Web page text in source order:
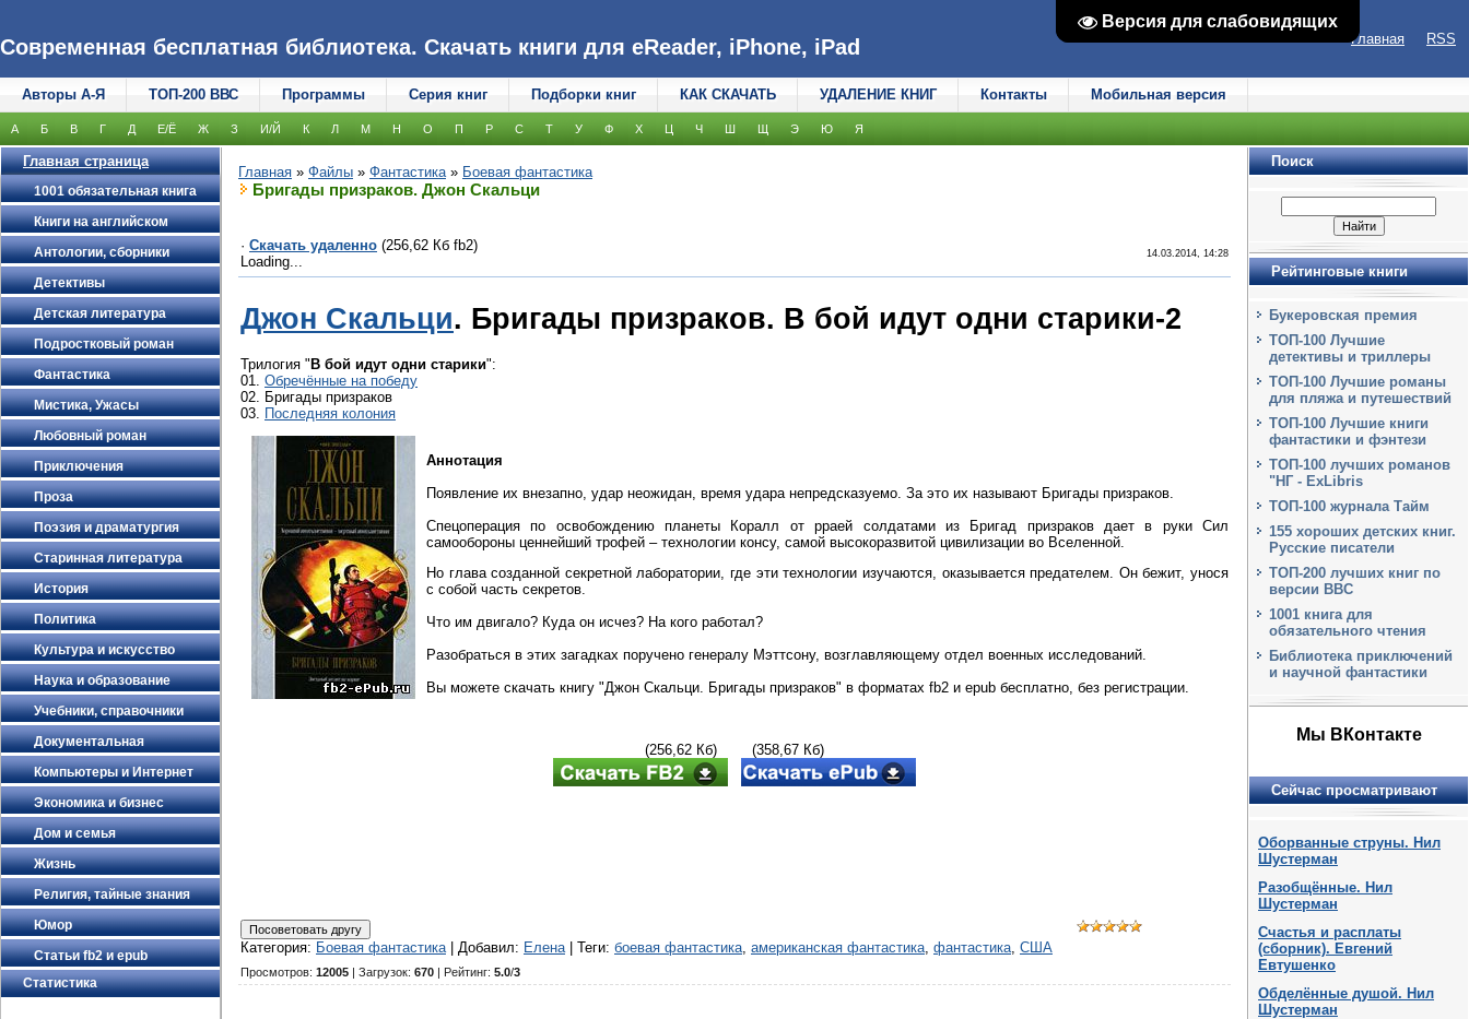
Версия для слабовидящих
Версия для слабовидящих
Современная бесплатная библиотека. Скачать книги для eReader, iPhone, iPad Главная RSS
Авторы А-Я ТОП-200 ВВС Программы Серия книг Подборки книг КАК СКАЧАТЬ УДАЛЕНИЕ КНИГ Контакты Мобильная версия
А Б В Г Д Е/Ё Ж З И/Й К Л М Н О П Р С Т У Ф Х Ц Ч Ш Щ Э Ю Я
Главная страница
1001 обязательная книга
Книги на английском
Антологии, сборники
Детективы
Детская литература
Подростковый роман
Фантастика
Мистика, Ужасы
Любовный роман
Приключения
Проза
Поэзия и драматургия
Старинная литература
История
Политика
Культура и искусство
Наука и образование
Учебники, справочники
Документальная
Компьютеры и Интернет
Экономика и бизнес
Дом и семья
Жизнь
Религия, тайные знания
Юмор
Статьи fb2 и epub
Статистика
Главная » Файлы » Фантастика» Боевая фантастика
Бригады призраков. Джон Скальци
· Скачать удаленно (256,62 Кб fb2)
Loading...
14.03.2014, 14:28
Джон Скальци. Бригады призраков. В бой идут одни старики-2
Трилогия "В бой идут одни старики":
01. Обречённые на победу
02. Бригады призраков
03. Последняя колония
Аннотация
Появление их внезапно, удар неожидан, время удара непредсказуемо. За это их называют Бригады призраков.
Спецоперация по освобождению планеты Коралл от рраей солдатами из Бригад призраков дает в руки Сил
самообороны ценнейший трофей – технологии консу, самой высокоразвитой цивилизации во Вселенной.
Но глава созданной секретной лаборатории, где эти технологии изучаются, оказывается предателем. Он бежит, унося
с собой часть секретов.
Что им двигало? Куда он исчез? На кого работал?
Разобраться в этих загадках поручено генералу Мэттсону, возглавляющему отдел военных исследований.
Вы можете скачать книгу "Джон Скальци. Бригады призраков" в форматах fb2 и epub бесплатно, без регистрации.
(256,62 Кб) (358,67 Кб)
Категория: Боевая фантастика| Добавил: Елена| Теги: боевая фантастика, американская фантастика, фантастика, США
Просмотров: 12005 | Загрузок: 670 | Рейтинг: 5.0/3
Поиск
Рейтинговые книги
Букеровская премия
ТОП-100 Лучшие
детективы и триллеры
ТОП-100 Лучшие романы
для пляжа и путешествий
ТОП-100 Лучшие книги
фантастики и фэнтези
ТОП-100 лучших романов
"НГ - ExLibris
ТОП-100 журнала Тайм
155 хороших детских книг.
Русские писатели
ТОП-200 лучших книг по
версии BBC
1001 книга для
обязательного чтения
Библиотека приключений
и научной фантастики
Мы ВКонтакте
Сейчас просматривают
Оборванные струны. Нил
Шустерман
Разобщённые. Нил
Шустерман
Счастья и расплаты
(сборник). Евгений
Евтушенко
Обделённые душой. Нил
Шустерман